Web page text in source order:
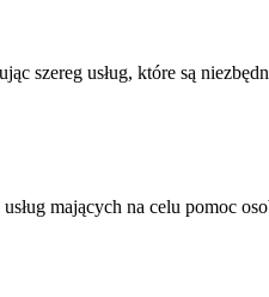
szereg usług, które są
mających na celu pomoc